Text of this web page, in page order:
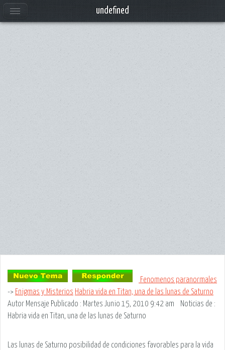
Fenomenos paranormales
-> Enigmas y Misterios Habria vida en Titan, una de las lunas de Saturno
Autor Mensaje Publicado : Martes Junio 15, 2010 9:42 am Noticias de :
Habria vida en Titan, una de las lunas de Saturno
Las lunas de Saturno posibilidad de condiciones favorables para la vida
undefined